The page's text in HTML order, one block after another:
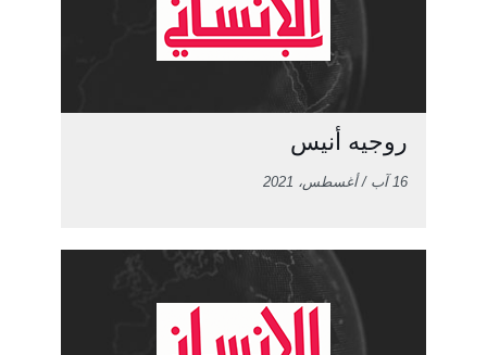
روجيه أنيس
16 آب / أغسطس، 2021